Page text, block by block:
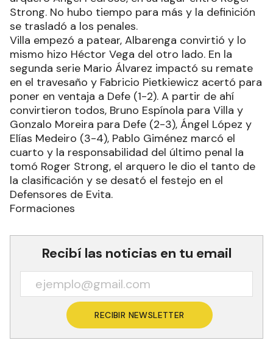
Strong. No hubo tiempo para más y la definición
se trasladó a los penales.
Villa empezó a patear, Albarenga convirtió y lo
mismo hizo Héctor Vega del otro lado. En la
segunda serie Mario Álvarez impactó su remate
en el travesaño y Fabricio Pietkiewicz acertó para
poner en ventaja a Defe (1-2). A partir de ahí
convirtieron todos, Bruno Espínola para Villa y
Gonzalo Moreira para Defe (2-3), Ángel López y
Elías Medeiro (3-4), Pablo Giménez marcó el
cuarto y la responsabilidad del último penal la
tomó Roger Strong, el arquero le dio el tanto de
la clasificación y se desató el festejo en el
Defensores de Evita.
Formaciones
Recibí las noticias en tu email
RECIBIR NEWSLETTER